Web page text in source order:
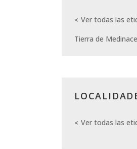
Ver todas las
Tierra de
Ver todas las